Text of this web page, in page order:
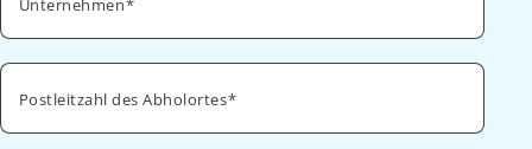
Unternehmen
Postleitzahl des Abholortes